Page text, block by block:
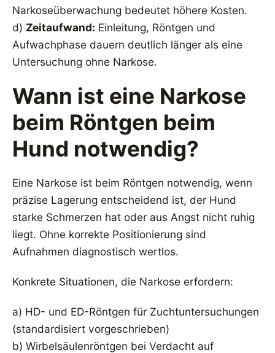
Narkoseüberwachung bedeutet höhere Kosten.
d) Zeitaufwand: Einleitung, Röntgen und
Aufwachphase dauern deutlich länger als eine
Untersuchung ohne Narkose.
Wann ist eine Narkose
beim Röntgen beim
Hund notwendig?
Eine Narkose ist beim Röntgen notwendig, wenn
präzise Lagerung entscheidend ist, der Hund
starke Schmerzen hat oder aus Angst nicht ruhig
liegt. Ohne korrekte Positionierung sind
Aufnahmen diagnostisch wertlos.
Konkrete Situationen, die Narkose erfordern:
a) HD- und ED-Röntgen für Zuchtuntersuchungen
(standardisiert vorgeschrieben)
b) Wirbelsäulenröntgen bei Verdacht auf